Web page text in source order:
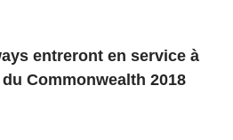
entreront en service à
Commonwealth 2018